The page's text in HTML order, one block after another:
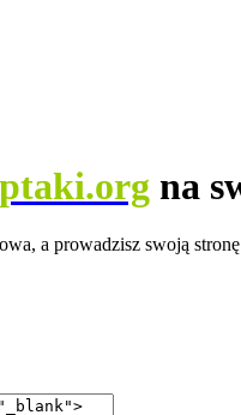
na
a prowadzisz swoją